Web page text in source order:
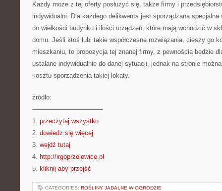
Każdy może z tej oferty posłużyć się, także firmy i
indywidualni. Dla każdego delikwenta jest sporządzana
do wielkości budynku i ilości urządzeń, które mają wchodzić w
domu. Jeśli ktoś lubi takie współczesne rozwiązania, cieszy go
mieszkaniu, to propozycja tej znanej firmy, z pewnością będzie
ustalane indywidualnie do danej sytuacji, jednak na stronie
kosztu sporządzenia takiej lokaty.
źródło:
———————————
1. przeczytaj wszystko
2. dowiedz się więcej
3. wejdź tutaj
4. http://irgoprzelewice.pl
5. kliknij aby przejść
CATEGORIES: ROŚLINY JADALNE W OGRODZIE